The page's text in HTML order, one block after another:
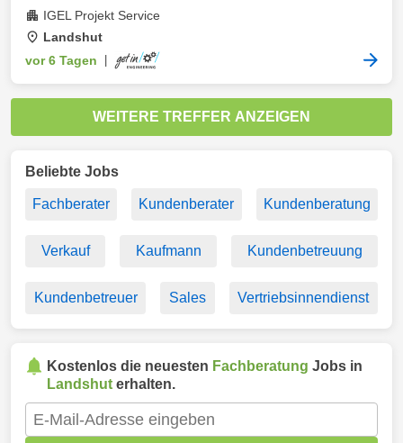
IGEL Projekt Service
Landshut
vor 6 Tagen
WEITERE TREFFER ANZEIGEN
Beliebte Jobs
Fachberater Kundenberater Kundenberatung
Verkauf Kaufmann Kundenbetreuung
Kundenbetreuer Sales Vertriebsinnendienst
Kostenlos die neuesten Fachberatung Jobs in
Landshut erhalten.